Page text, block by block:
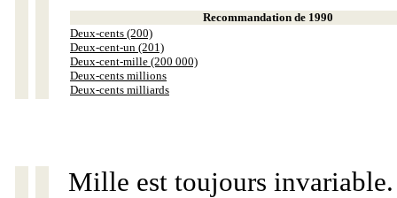
Recommandation de 1990
Deux-cents (200)
Deux-cent-un (201)
Deux-cent-mille (200 000)
Deux-cents millions
Deux-cents milliards
Mille est toujours invariable.